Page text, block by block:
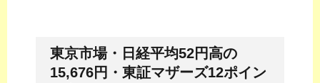
東京市場・日経平均52円高の
15,676円・東証マザーズ12ポイン